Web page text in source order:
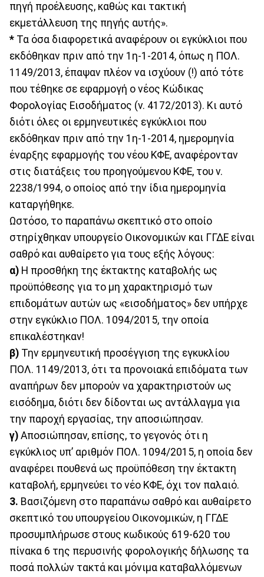
πηγή προέλευσης, καθώς και τακτική
εκμετάλλευση της πηγής αυτής».
* Τα όσα διαφορετικά αναφέρουν οι εγκύκλιοι που
εκδόθηκαν πριν από την 1η-1-2014, όπως η ΠΟΛ.
1149/2013, έπαψαν πλέον να ισχύουν (!) από τότε
που τέθηκε σε εφαρμογή ο νέος Κώδικας
Φορολογίας Εισοδήματος (ν. 4172/2013). Κι αυτό
διότι όλες οι ερμηνευτικές εγκύκλιοι που
εκδόθηκαν πριν από την 1η-1-2014, ημερομηνία
έναρξης εφαρμογής του νέου ΚΦΕ, αναφέρονταν
στις διατάξεις του προηγούμενου ΚΦΕ, του ν.
2238/1994, ο οποίος από την ίδια ημερομηνία
καταργήθηκε.
Ωστόσο, το παραπάνω σκεπτικό στο οποίο
στηρίχθηκαν υπουργείο Οικονομικών και ΓΓΔΕ είναι
σαθρό και αυθαίρετο για τους εξής λόγους:
α) Η προσθήκη της έκτακτης καταβολής ως
προϋπόθεσης για το μη χαρακτηρισμό των
επιδομάτων αυτών ως «εισοδήματος» δεν υπήρχε
στην εγκύκλιο ΠΟΛ. 1094/2015, την οποία
επικαλέστηκαν!
β) Την ερμηνευτική προσέγγιση της εγκυκλίου
ΠΟΛ. 1149/2013, ότι τα προνοιακά επιδόματα των
αναπήρων δεν μπορούν να χαρακτηριστούν ως
εισόδημα, διότι δεν δίδονται ως αντάλλαγμα για
την παροχή εργασίας, την αποσιώπησαν.
γ) Αποσιώπησαν, επίσης, το γεγονός ότι η
εγκύκλιος υπ’ αριθμόν ΠΟΛ. 1094/2015, η οποία δεν
αναφέρει πουθενά ως προϋπόθεση την έκτακτη
καταβολή, ερμηνεύει το νέο ΚΦΕ, όχι τον παλαιό.
3. Βασιζόμενη στο παραπάνω σαθρό και αυθαίρετο
σκεπτικό του υπουργείου Οικονομικών, η ΓΓΔΕ
προσυμπλήρωσε στους κωδικούς 619-620 του
πίνακα 6 της περυσινής φορολογικής δήλωσης τα
ποσά πολλών τακτά και μόνιμα καταβαλλόμενων